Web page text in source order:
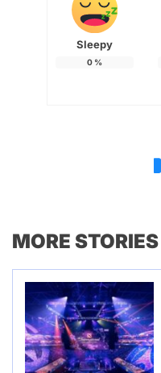
Sleepy
0 %
MORE STORIES